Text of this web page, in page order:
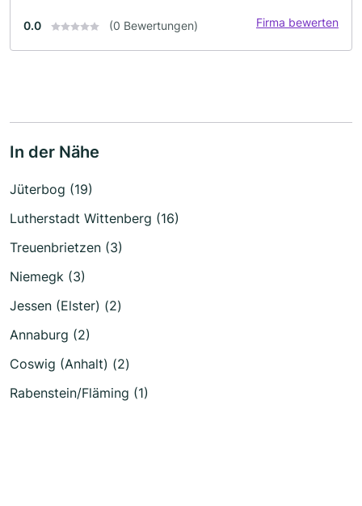
0.0 (0 Bewertungen) Firma bewerten
In der Nähe
Jüterbog (19)
Lutherstadt Wittenberg (16)
Treuenbrietzen (3)
Niemegk (3)
Jessen (Elster) (2)
Annaburg (2)
Coswig (Anhalt) (2)
Rabenstein/Fläming (1)